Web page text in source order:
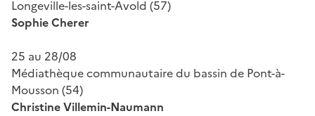
Longeville-les-saint-Avold (57)
Sophie Cherer
25 au 28/08
Médiathèque communautaire du bassin de Pont-à-
Mousson (54)
Christine Villemin-Naumann